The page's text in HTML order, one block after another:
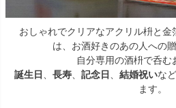
おしゃれでクリアなアクリル枡と金
は、お酒好きのあの人への
自分専用の酒枡で呑む
誕生日 、 長寿、 記念日 、 結婚祝いな
ます。